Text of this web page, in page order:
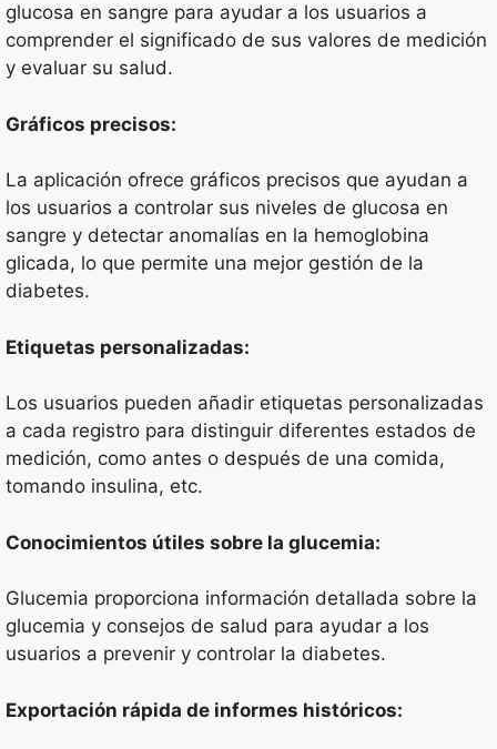
glucosa en sangre para ayudar a los usuarios a
comprender el significado de sus valores de medición
y evaluar su salud.
Gráficos precisos:
La aplicación ofrece gráficos precisos que ayudan a
los usuarios a controlar sus niveles de glucosa en
sangre y detectar anomalías en la hemoglobina
glicada, lo que permite una mejor gestión de la
diabetes.
Etiquetas personalizadas:
Los usuarios pueden añadir etiquetas personalizadas
a cada registro para distinguir diferentes estados de
medición, como antes o después de una comida,
tomando insulina, etc.
Conocimientos útiles sobre la glucemia:
Glucemia proporciona información detallada sobre la
glucemia y consejos de salud para ayudar a los
usuarios a prevenir y controlar la diabetes.
Exportación rápida de informes históricos: